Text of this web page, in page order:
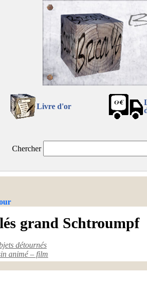
Livre d'or
Chercher
grand Schtroumpf
détournés
animé – film